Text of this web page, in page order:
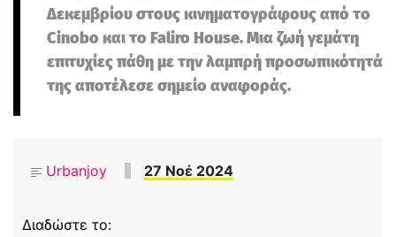
Δεκεμβρίου στους κινηματογράφους από το
Cinobo και το Faliro House. Μια ζωή γεμάτη
επιτυχίες πάθη με την λαμπρή προσωπικότητά
της αποτέλεσε σημείο αναφοράς.
Urbanjoy 27 Νοέ 2024
Διαδώστε το: